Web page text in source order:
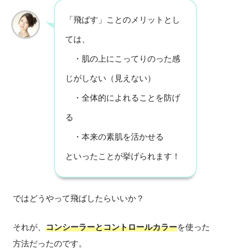
「飛ばす」ことのメリットとし
ては、
・肌の上にこってりのった感
じがしない（見えない）
・全体的によれることを防げ
る
・本来の素肌を活かせる
といったことが挙げられます！
ではどうやって飛ばしたらいいか？
それが、 コンシーラーとコントロールカラーを使った
方法だったのです。